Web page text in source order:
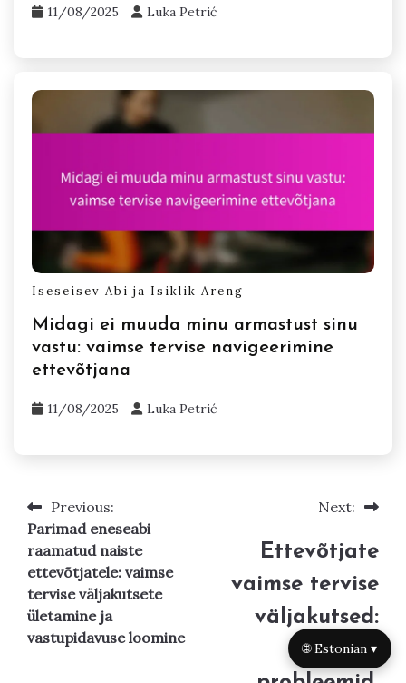
11/08/2025 Luka Petrić
Iseseisev Abi ja Isiklik Areng
Midagi ei muuda minu armastust sinu
vastu: vaimse tervise navigeerimine
ettevõtjana
11/08/2025 Luka Petrić
Post
navigation
Previous:
Parimad eneseabi
raamatud naiste
ettevõtjatele: vaimse
tervise väljakutsete
ületamine ja
vastupidavuse loomine
Next:
Ettevõtjate
vaimse tervise
väljakutsed:
levinud
🌐 Estonian ▾